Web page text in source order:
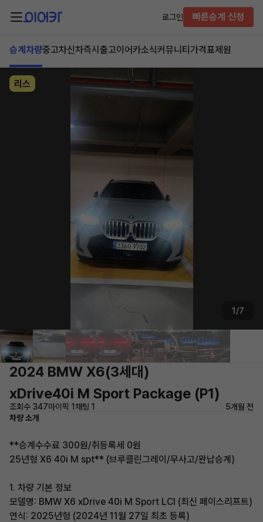
로그인 빠른승계 신청
승계차량중고차신차즉시출고이어카소식커뮤니티 가격표제원
리스
1/7
2024 BMW X6(3세대)
xDrive40i M Sport Package (P1)
조회수 347마이픽 1채팅 1
5개월 전
차량 소개
*​*승계수수료 300원/취등록세 0원
25년형 X6 40i M spt** (브루클린그레이/무사고/완납승계)
​1. 차량 기본 정보
​모델명: BMW X6 xDrive 40i M Sport LCI (최신 페이스리프트)
​연식: 2025년형 (2024년 11월 27일 최초 등록)